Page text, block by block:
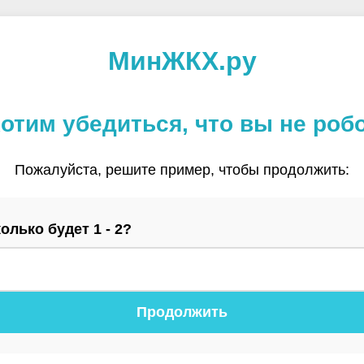
МинЖКХ.ру
убедиться, что вы не
Пожалуйста, решите пример, чтобы продолжить:
будет 1 - 2?
Продолжить